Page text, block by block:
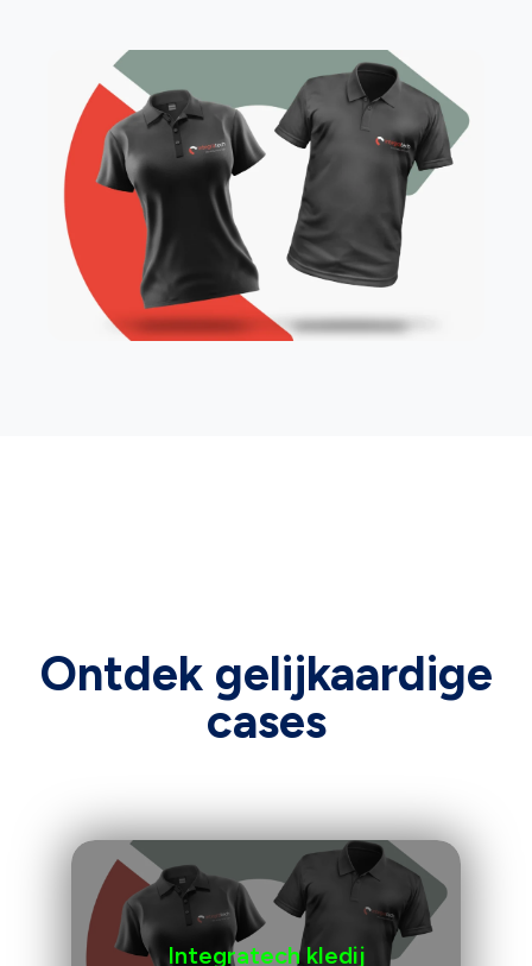
Ontdek gelijkaardige
cases
Integratech kledij